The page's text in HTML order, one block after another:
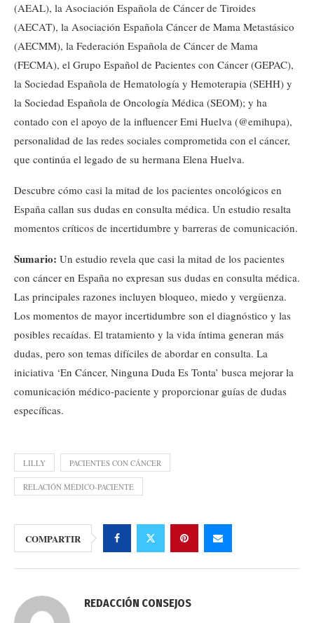
(AEAL), la Asociación Española de Cáncer de Tiroides
(AECAT), la Asociación Española Cáncer de Mama Metastásico
(AECMM), la Federación Española de Cáncer de Mama
(FECMA), el Grupo Español de Pacientes con Cáncer (GEPAC),
la Sociedad Española de Hematología y Hemoterapia (SEHH) y
la Sociedad Española de Oncología Médica (SEOM); y ha
contado con el apoyo de la influencer Emi Huelva (@emihupa),
personalidad de las redes sociales comprometida con el cáncer,
que continúa el legado de su hermana Elena Huelva.
Descubre cómo casi la mitad de los pacientes oncológicos en
España callan sus dudas en consulta médica. Un estudio resalta
momentos críticos de incertidumbre y barreras de comunicación.
Sumario: Un estudio revela que casi la mitad de los pacientes
con cáncer en España no expresan sus dudas en consulta médica.
Las principales razones incluyen bloqueo, miedo y vergüenza.
Los momentos de mayor incertidumbre son el diagnóstico y las
posibles recaídas. El tratamiento y la vida íntima generan más
dudas, pero son temas difíciles de abordar en consulta. La
iniciativa ‘En Cáncer, Ninguna Duda Es Tonta’ busca mejorar la
comunicación médico-paciente y proporcionar guías de dudas
específicas.
LILLY PACIENTES CON CÁNCER
RELACIÓN MÉDICO-PACIENTE
COMPARTIR
REDACCIÓN CONSEJOS